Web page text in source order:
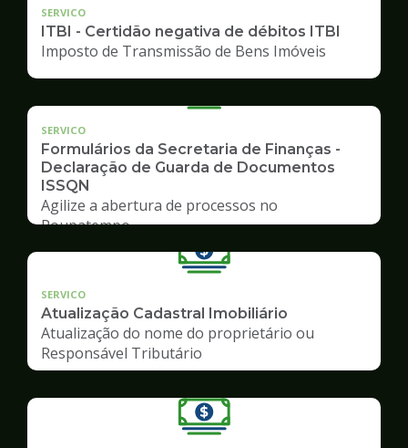
SERVICO
ITBI - Certidão negativa de débitos ITBI
Imposto de Transmissão de Bens Imóveis
SERVICO
Formulários da Secretaria de Finanças -
Declaração de Guarda de Documentos
ISSQN
Agilize a abertura de processos no
Poupatempo
SERVICO
Atualização Cadastral Imobiliário
Atualização do nome do proprietário ou
Responsável Tributário